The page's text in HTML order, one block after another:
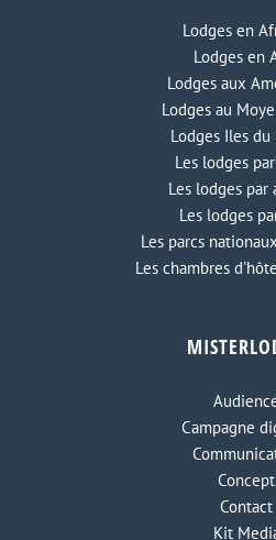
Lodges en
Lodges en
Lodges aux
Lodges au
Lodges Iles du
Les lodges
Les lodges par
Les lodges
Les parcs
Les chambres
Campagne
Concept
Contact
Kit